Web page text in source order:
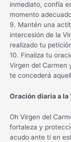
inmediato, confía
momento
9. Mantén una
intercesión de la
realizado tu
10. Finaliza tu
Virgen del Carmen
te concederá
Oración diaria a
Oh Virgen del
fortaleza y
acudo ante ti en